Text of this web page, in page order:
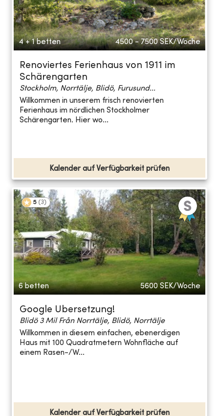
4 + 1 betten 4500 - 7500 SEK/Woche
Renoviertes Ferienhaus von 1911 im
Schärengarten
Stockholm, Norrtälje, Blidö, Furusund...
Willkommen in unserem frisch renovierten
Ferienhaus im nördlichen Stockholmer
Schärengarten. Hier wo...
Kalender auf Verfügbarkeit prüfen
5 (3)
6 betten 5600 SEK/Woche
Google Ubersetzung!
Blidö 3 Mil Från Norrtälje, Blidö, Norrtälje
Willkommen in diesem einfachen, ebenerdigen
Haus mit 100 Quadratmetern Wohnfläche auf
einem Rasen-/W...
Kalender auf Verfügbarkeit prüfen